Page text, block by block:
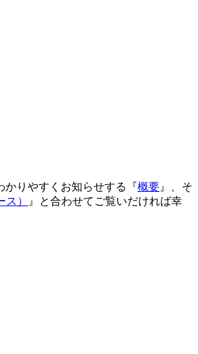
かりやすくお知らせする『概要 』、そ
）
』と合わせてご覧いだければ幸